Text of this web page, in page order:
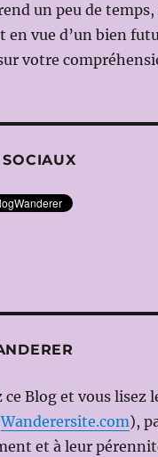
un peu de temps,
en vue d’un bien
votre
ce Blog et vous lisez
Wanderersite.com),
et à leur